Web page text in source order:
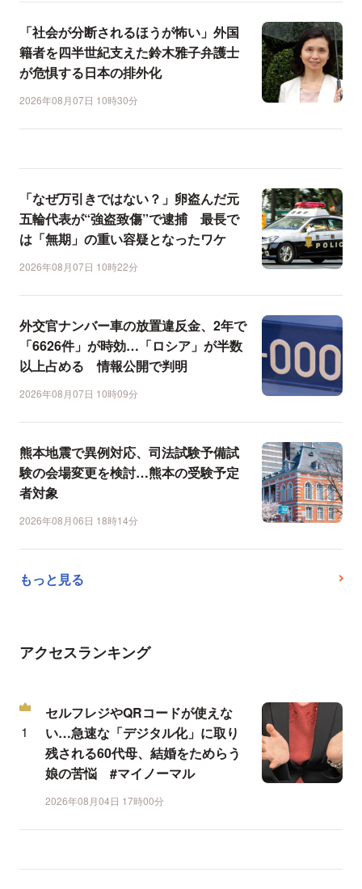
「社会が分断されるほうが怖い」外国
籍者を四半世紀支えた鈴木雅子弁護士
が危惧する日本の排外化
2026年08月07日 10時30分
「なぜ万引きではない？」卵盗んだ元
五輪代表が“強盗致傷”で逮捕 最長で
は「無期」の重い容疑となったワケ
2026年08月07日 10時22分
外交官ナンバー車の放置違反金、2年で
「6626件」が時効…「ロシア」が半数
以上占める 情報公開で判明
2026年08月07日 10時09分
熊本地震で異例対応、司法試験予備試
験の会場変更を検討…熊本の受験予定
者対象
2026年08月06日 18時14分
もっと見る
アクセスランキング
セルフレジやQRコードが使えな
い…急速な「デジタル化」に取り
残される60代母、結婚をためらう
娘の苦悩 #マイノーマル
2026年08月04日 17時00分